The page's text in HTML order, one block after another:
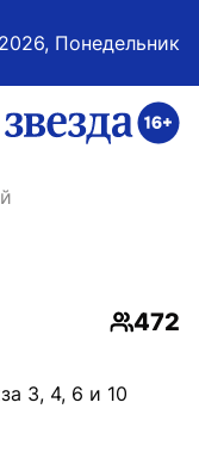
Понедельник
главную
472
3, 4, 6 и 10